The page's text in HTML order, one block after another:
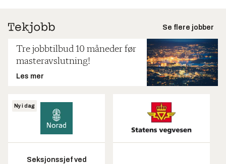
Se flere jobber
Tre jobbtilbud 10 måneder før
masteravslutning!
Les mer
Ny i dag
Seksjonssjef ved